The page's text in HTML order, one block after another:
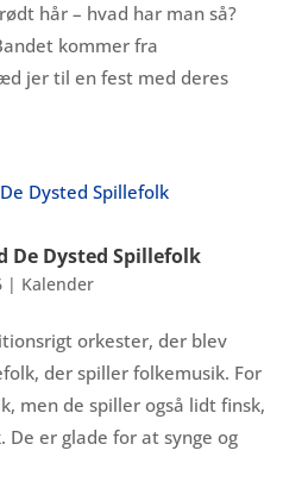
hår – hvad har man så?
kommer fra
jer til en fest med deres
Dysted Spillefolk
| Kalender
orkester, der blev
der spiller folkemusik. For
men de spiller også lidt finsk,
De er glade for at synge og